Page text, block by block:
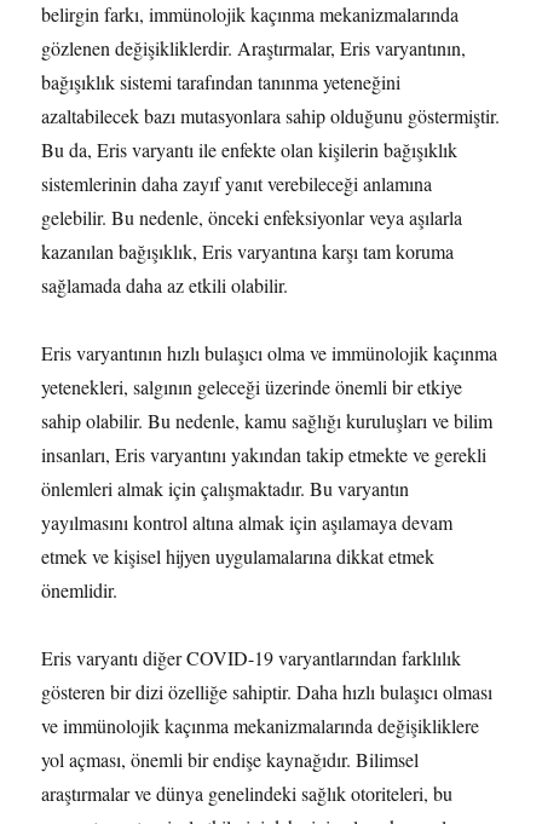
belirgin farkı, immünolojik kaçınma mekanizmalarında
gözlenen değişikliklerdir. Araştırmalar, Eris varyantının,
bağışıklık sistemi tarafından tanınma yeteneğini
azaltabilecek bazı mutasyonlara sahip olduğunu göstermiştir.
Bu da, Eris varyantı ile enfekte olan kişilerin bağışıklık
sistemlerinin daha zayıf yanıt verebileceği anlamına
gelebilir. Bu nedenle, önceki enfeksiyonlar veya aşılarla
kazanılan bağışıklık, Eris varyantına karşı tam koruma
sağlamada daha az etkili olabilir.
Eris varyantının hızlı bulaşıcı olma ve immünolojik kaçınma
yetenekleri, salgının geleceği üzerinde önemli bir etkiye
sahip olabilir. Bu nedenle, kamu sağlığı kuruluşları ve bilim
insanları, Eris varyantını yakından takip etmekte ve gerekli
önlemleri almak için çalışmaktadır. Bu varyantın
yayılmasını kontrol altına almak için aşılamaya devam
etmek ve kişisel hijyen uygulamalarına dikkat etmek
önemlidir.
Eris varyantı diğer COVID-19 varyantlarından farklılık
gösteren bir dizi özelliğe sahiptir. Daha hızlı bulaşıcı olması
ve immünolojik kaçınma mekanizmalarında değişikliklere
yol açması, önemli bir endişe kaynağıdır. Bilimsel
araştırmalar ve dünya genelindeki sağlık otoriteleri, bu